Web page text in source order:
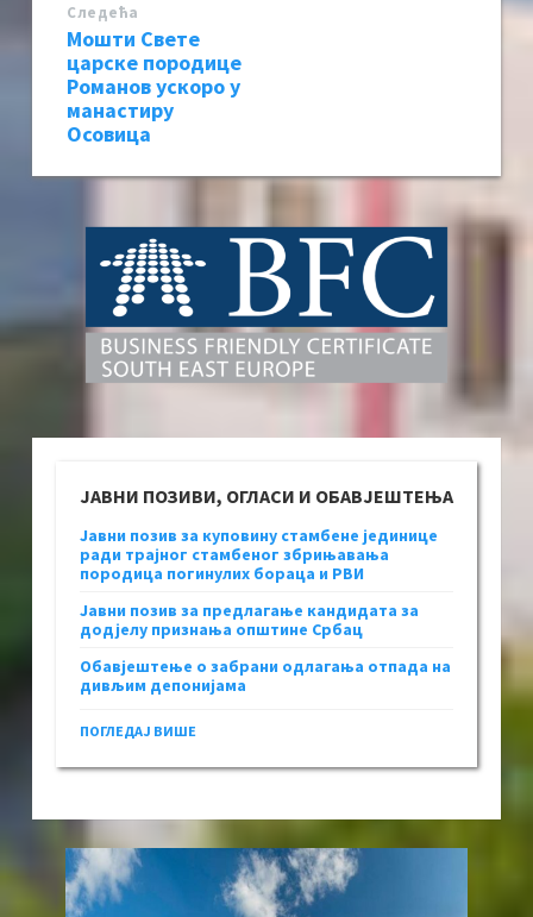
Следећa
Мошти Свете
царске породице
Романов ускоро у
манастиру
Осовица
ЈАВНИ ПОЗИВИ, ОГЛАСИ И ОБАВЈЕШТЕЊА
Јавни позив за куповину стамбене јединице
ради трајног стамбеног збрињавања
породица погинулих бораца и РВИ
Јавни позив за предлагање кандидата за
додјелу признања општине Србац
Обавјештење о забрани одлагања отпада на
дивљим депонијама
ПОГЛЕДАЈ ВИШЕ